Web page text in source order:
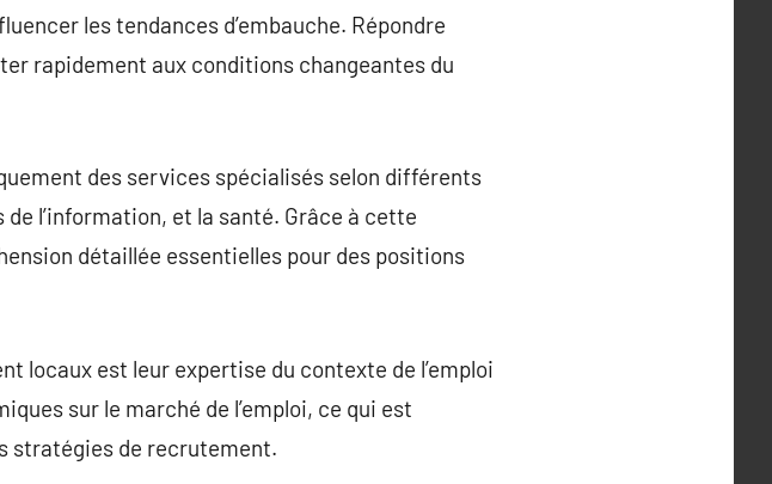
les tendances d’embauche. Répondre
rapidement aux conditions changeantes du
des services spécialisés selon différents
l’information, et la santé. Grâce à cette
détaillée essentielles pour des positions
locaux est leur expertise du contexte de l’emploi
sur le marché de l’emploi, ce qui est
stratégies de recrutement.